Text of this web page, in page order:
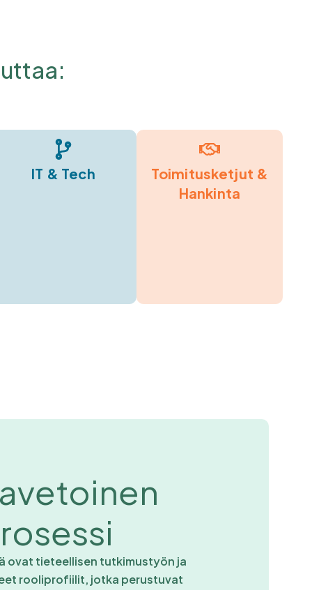
IT & Tech
Toimitusketjut &
Hankinta
ovat tieteellisen tutkimustyön ja
rooliprofiilit, jotka perustuvat